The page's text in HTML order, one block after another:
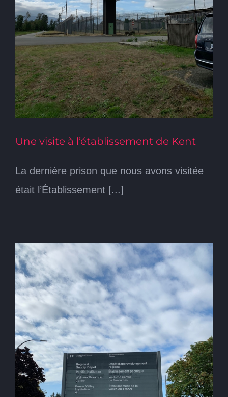
Une visite à l’établissement de Kent
La dernière prison que nous avons visitée
était l’Établissement [...]